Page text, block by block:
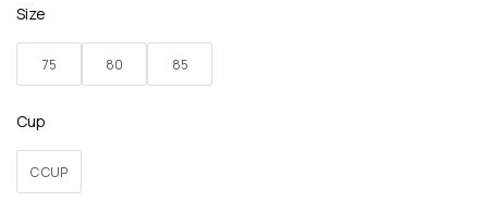
Size
75 80 85
Cup
C CUP